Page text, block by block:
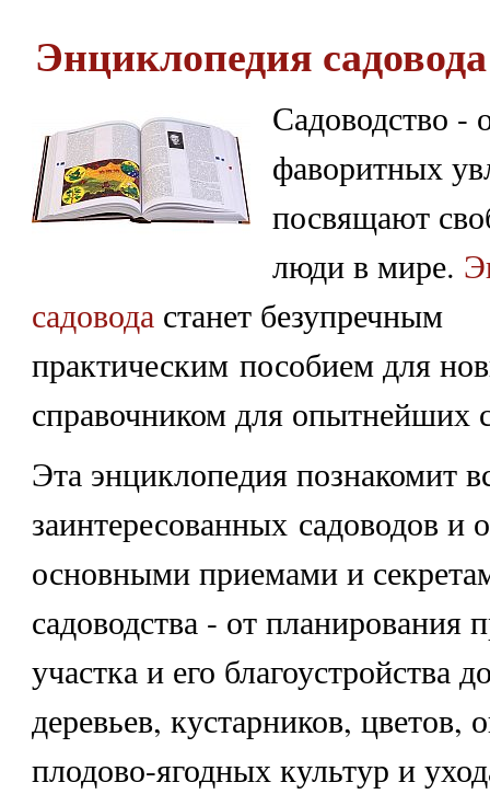
Энциклопедия
Садоводство -
фаворитных
посвящают
люди в мире.
садовода станет безупречным
практическим пособием для
справочником для опытнейших
Эта энциклопедия познакомит
заинтересованных садоводов и
основными приемами и
садоводства - от планирования
участка и его благоустройства
деревьев, кустарников,
плодово-ягодных культур и